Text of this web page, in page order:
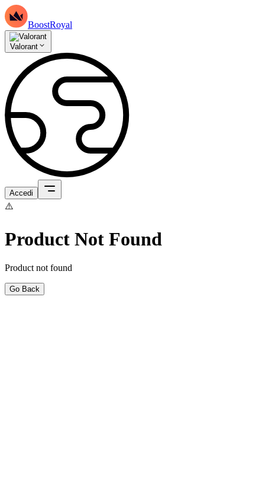
BoostRoyal
Valorant
Accedi
⚠️
Product Not Found
Product not found
Go Back